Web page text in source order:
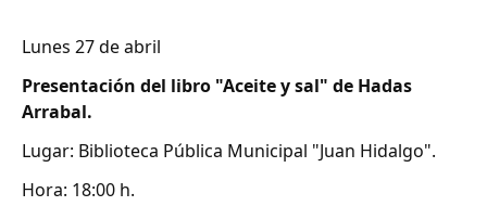
Lunes 27 de abril
Presentación del libro "Aceite y sal" de Hadas
Arrabal.
Lugar: Biblioteca Pública Municipal "Juan Hidalgo".
Hora: 18:00 h.